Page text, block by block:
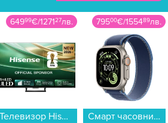
64999€/127127лв.
Телевизор Hisense 65E8S , 164 см, 3840x2160 UHD-4K , 65 inch, Mini LED , Smart TV , VIDAA...
79500€/155489лв.
Смарт часовник Apple Watch Ultra 3 49mm Nat/Blue Trail Loop M/L mewu4 , 1.98...